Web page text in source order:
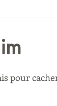
pour